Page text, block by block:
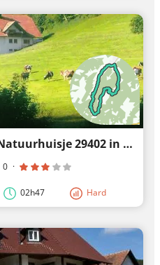
Op ontdekking vanuit Natuurhuisje 29402 in Hofstetten
0 ·
02h47 Hard